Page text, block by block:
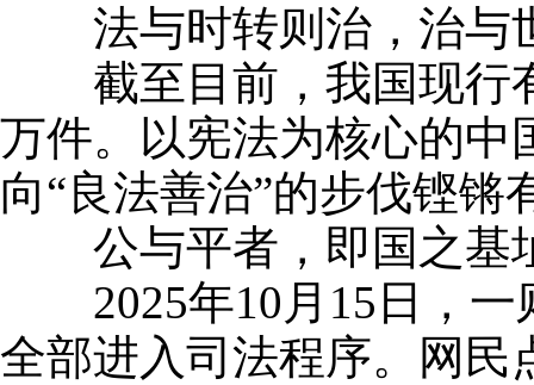
法与时转则治，治与
截至目前，我国现行有
万件。以宪法为核心的中
向“良法善治”的步伐铿锵
公与平者，即国之基址
2025年10月15日，一
全部进入司法程序。网民